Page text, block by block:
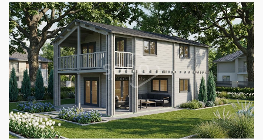
Skip
to
the
end
of
the
images
gallery